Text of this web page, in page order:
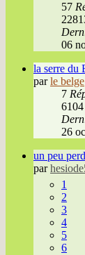
57
06
la serre du
parle belge
7
6104
26
un peu
par
1
2
3
4
5
6